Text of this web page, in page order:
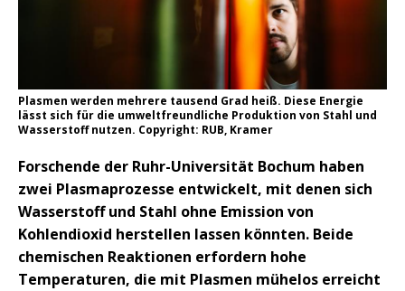
Plasmen werden mehrere tausend Grad heiß. Diese Energie
lässt sich für die umweltfreundliche Produktion von Stahl und
Wasserstoff nutzen. Copyright: RUB, Kramer
Forschende der Ruhr-Universität Bochum haben
zwei Plasmaprozesse entwickelt, mit denen sich
Wasserstoff und Stahl ohne Emission von
Kohlendioxid herstellen lassen könnten. Beide
chemischen Reaktionen erfordern hohe
Temperaturen, die mit Plasmen mühelos erreicht